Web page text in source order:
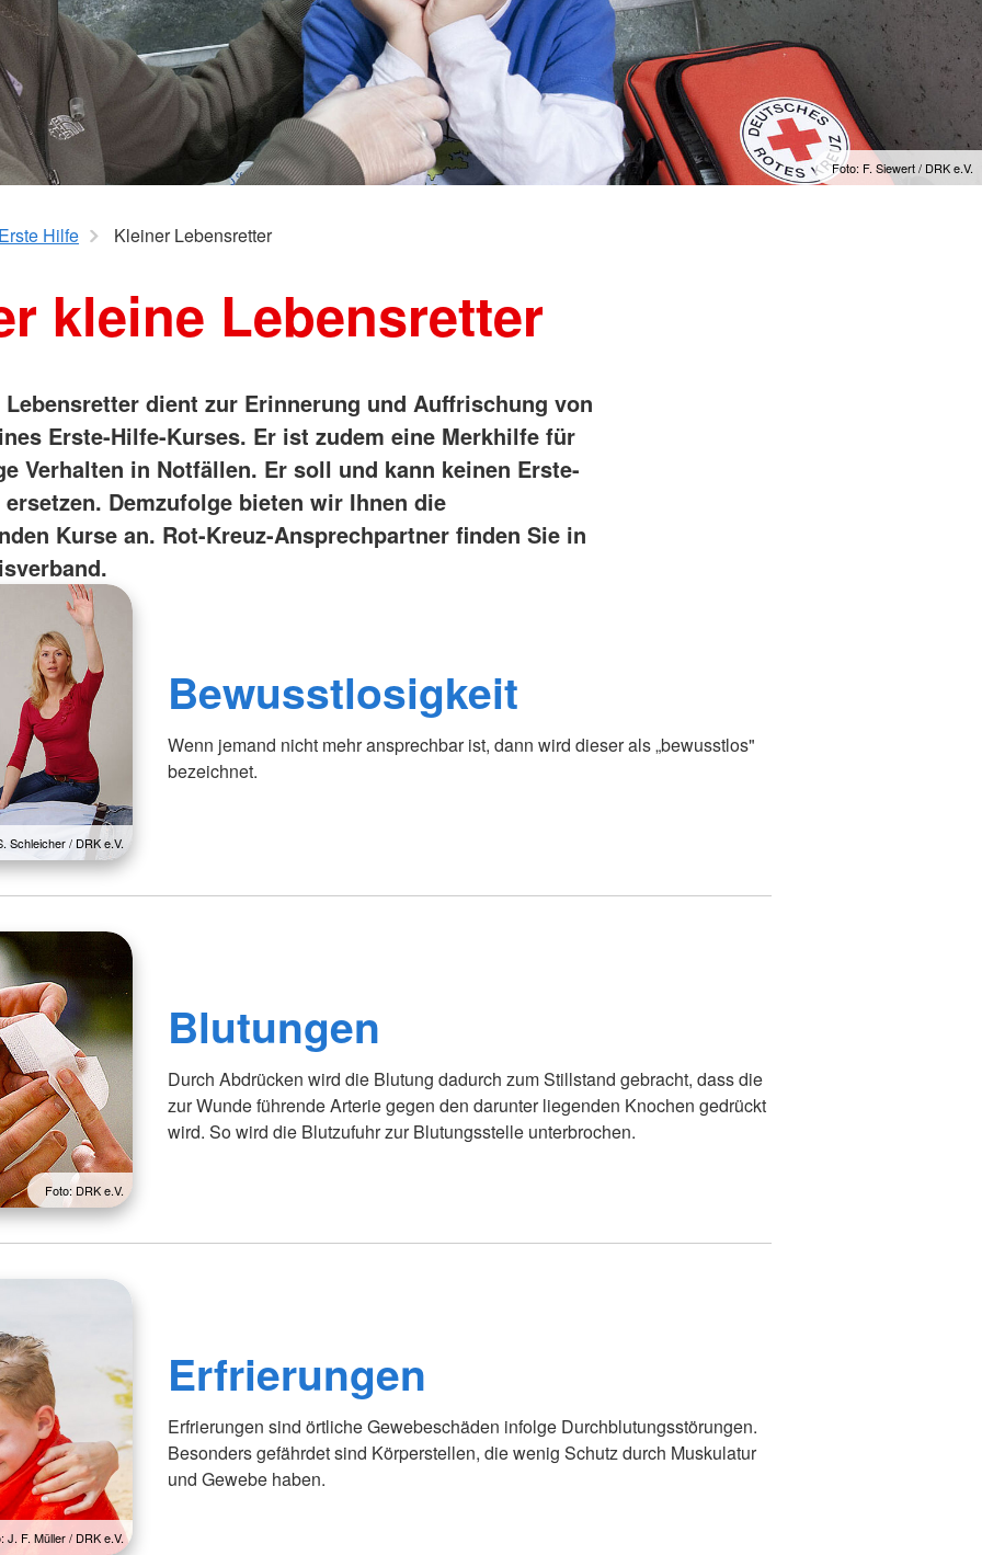
Foto: F. Siewert / DRK e.V.
Hilfe Kleiner Lebensretter
kleine Lebensretter
Lebensretter dient zur Erinnerung und Auffrischung von
Erste-Hilfe-Kurses. Er ist zudem eine Merkhilfe für
Verhalten in Notfällen. Er soll und kann keinen Erste-
Demzufolge bieten wir Ihnen die
Kurse an. Rot-Kreuz-Ansprechpartner finden Sie in
Schleicher / DRK e.V.
Bewusstlosigkeit
Wenn jemand nicht mehr ansprechbar ist, dann wird dieser als „bewusstlos"
bezeichnet.
Foto: DRK e.V.
Blutungen
Durch Abdrücken wird die Blutung dadurch zum Stillstand gebracht, dass die
zur Wunde führende Arterie gegen den darunter liegenden Knochen gedrückt
wird. So wird die Blutzufuhr zur Blutungsstelle unterbrochen.
J. F. Müller / DRK e.V.
Erfrierungen
Erfrierungen sind örtliche Gewebeschäden infolge Durchblutungsstörungen.
Besonders gefährdet sind Körperstellen, die wenig Schutz durch Muskulatur
und Gewebe haben.